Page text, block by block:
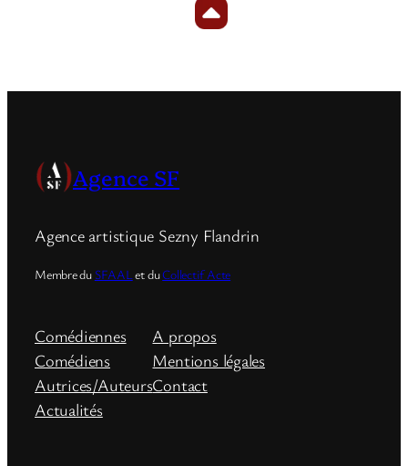
Agence SF
Agence artistique Sezny Flandrin
Membre du SFAALet duCollectif Acte
Comédiennes
Comédiens
Autrices/Auteurs
Actualités
A propos
Mentions légales
Contact